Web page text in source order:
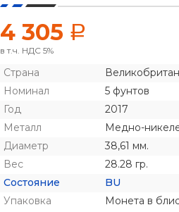
4 305 a
в т.ч. НДС 5%
Страна
Номинал
5 фунтов
Год
2017
Металл
Медно-
Диаметр
38,61 мм.
Вес
28.28 гр.
Состояние
BU
Упаковка
Монета в